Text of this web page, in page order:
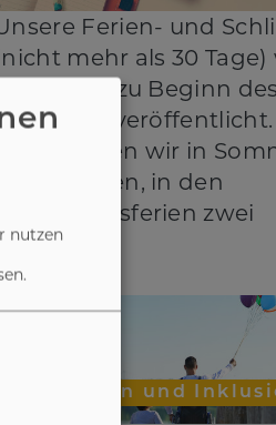
Ferien- und
mehr als 30
jedes Jahr zu Beginn des
Regel haben wir in
drei Wochen, in den
Weihnachtsferien zwei
Integration und
nutzen